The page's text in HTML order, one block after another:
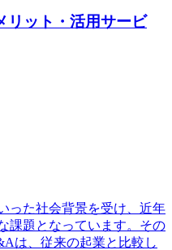
ット・活用サービ
った社会背景を受け、近年
課題となっています。その
は、従来の起業と比較し